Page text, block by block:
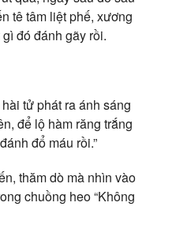
tê tâm liệt phế, xương
đó đánh gãy rồi.
tử phát ra ánh sáng
để lộ hàm răng trắng
đổ máu rồi.”
thăm dò mà nhìn vào
chuồng heo “Không